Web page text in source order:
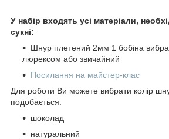
У набір входять усі матеріали,
сукні:
Шнур плетений 2мм 1 бобіна
люрексом або звичайний
Посилання на майстер-клас
Для роботи Ви можете вибрати колір
подобається:
шоколад
натуральний